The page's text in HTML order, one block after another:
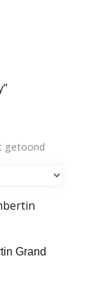
getoond
Grand